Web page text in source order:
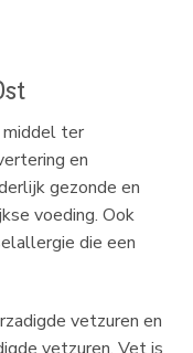
middel ter
en
gezonde en
voeding. Ook
die een
vetzuren en